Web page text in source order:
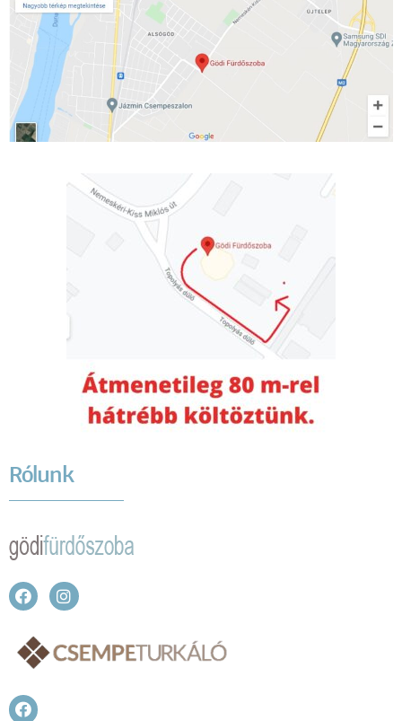
Rólunk